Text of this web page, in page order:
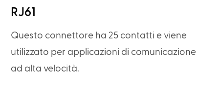
RJ61
Questo connettore ha 25 contatti e viene
utilizzato per applicazioni di comunicazione
ad alta velocità.